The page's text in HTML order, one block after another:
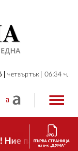
четвъртък 06:34 ч.
пак сме тук!
ПЪРВА СТРАНИЦА
на в-к „ДУМА“